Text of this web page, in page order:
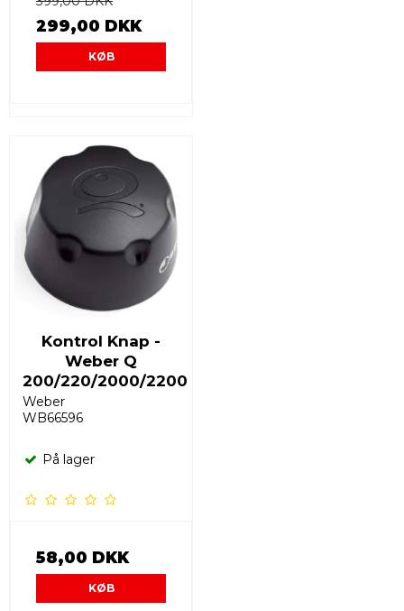
299,00 DKK
KØB
Kontrol Knap -
Weber Q
200/220/2000/2200
Weber
WB66596
På lager
58,00 DKK
KØB